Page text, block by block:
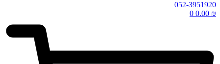
052-3951920
0.00 ₪
0